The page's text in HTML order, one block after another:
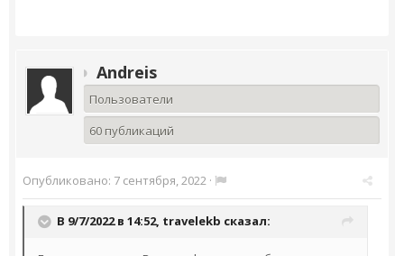
Andreis
Пользователи
60 публикаций
Опубликовано: 7 сентября, 2022 ·
В 9/7/2022 в 14:52, travelekb сказал: